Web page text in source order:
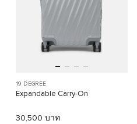
19 DEGREE
Expandable Carry-On
30,500 บาท